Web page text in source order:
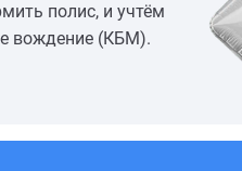
полис, и учтём
вождение (КБМ).